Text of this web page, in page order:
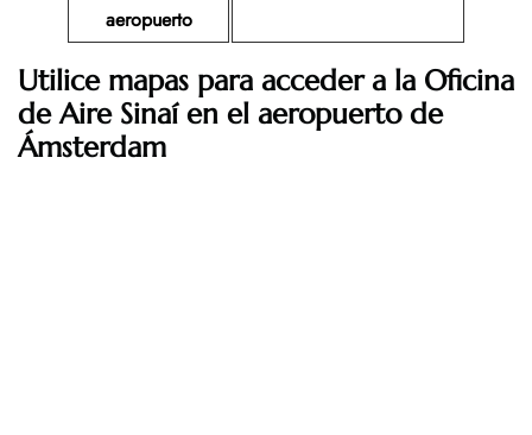
aeropuerto
Utilice mapas para acceder a la Oficina
de Aire Sinaí en el aeropuerto de
Ámsterdam